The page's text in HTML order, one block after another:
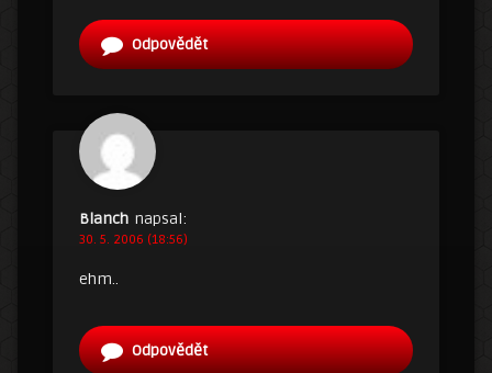
Odpovědět
Blanch napsal:
30. 5. 2006 (18:56)
ehm..
Odpovědět